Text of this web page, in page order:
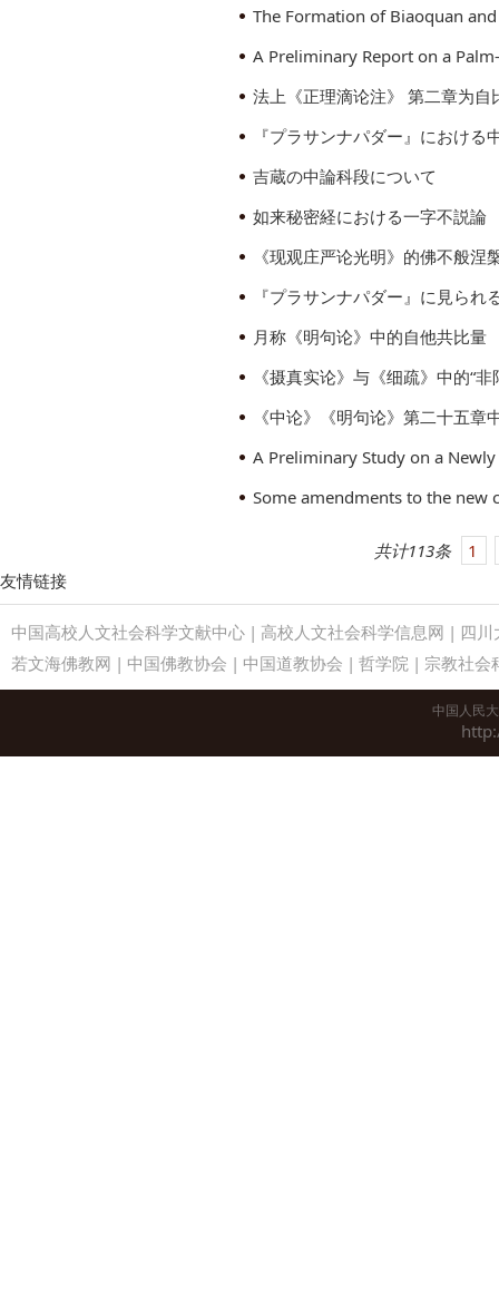
法上《正理滴论注》 第二章为自
『プラサンナパダー』における
吉蔵の中論科段について
如来秘密経における一字不説論
《现观庄严论光明》的佛不般涅
『プラサンナパダー』に見ら
月称《明句论》中的自他共比量
《摄真实论》与《细疏》中的“非
《中论》《明句论》第二十五章
共计113条
1
友情链接
中国高校人文社会科学文献中心 | 高校人文社会科学信息网 | 四
若文海佛教网 | 中国佛教协会 | 中国道教协会 | 哲学院 | 宗教社会
中国人民